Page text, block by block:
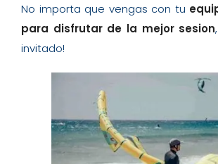
No importa que vengas con tu
para disfrutar de la mejor sesion
invitado!